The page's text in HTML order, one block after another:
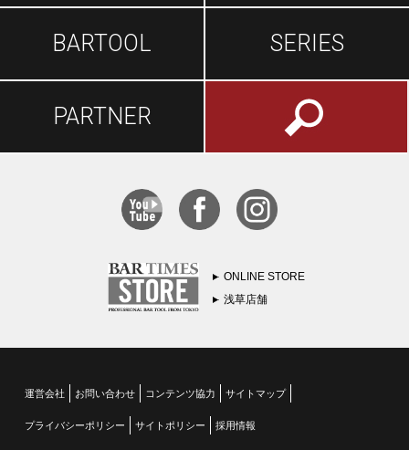
BARTOOL SERIES
PARTNER
ONLINE STORE
浅草店舗
運営会社 お問い合わせ コンテンツ協力 サイトマップ
プライバシーポリシー サイトポリシー 採用情報